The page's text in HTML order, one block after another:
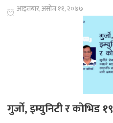
आइतबार, असोज ११, २०७७
गुर्जो, इम्युनिटी र कोभिड १९